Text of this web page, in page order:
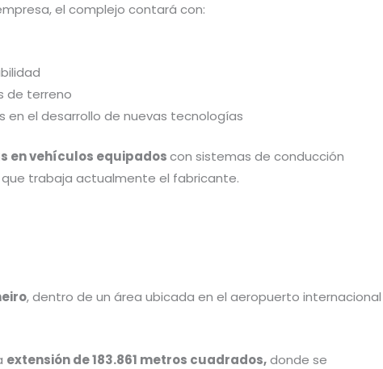
el complejo contará con:
de terreno
el desarrollo de nuevas tecnologías
en vehículos equipadoscon sistemas de conducción
trabaja actualmente el fabricante.
, dentro de un área ubicada en el aeropuerto internacional
extensión de 183.861 metros cuadrados,donde se